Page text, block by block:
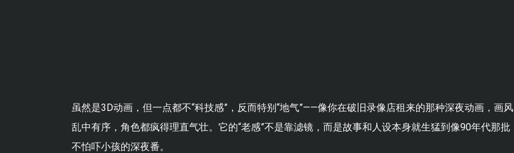
虽然是3D动画，但一点都不“科技感”，反而特别“地气”——像你在破旧录像店租来的那种深夜动画，画风
乱中有序，角色都疯得理直气壮。它的“老感”不是靠滤镜，而是故事和人设本身就生猛到像90年代那批
不怕吓小孩的深夜番。